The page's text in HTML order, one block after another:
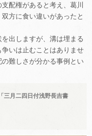
配権があると考え、葛川
方に食い違いがあったと
出しますが、溝は埋まる
いは止むことはありませ
難しさが分かる事例とい
三月二四日付浅野長吉書